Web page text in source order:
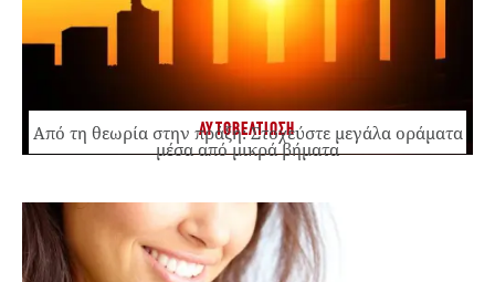
ΑΥΤΟΒΕΛΤΙΩΣΗ
Από τη θεωρία στην πράξη: Στοχεύστε μεγάλα οράματα
μέσα από μικρά βήματα